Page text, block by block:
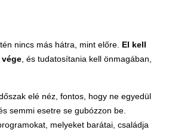
nincs más hátra, mint előre. El kell
, és tudatosítania kell önmagában,
elé néz, fontos, hogy ne egyedül
semmi esetre se gubózzon be.
melyeket barátai, családja